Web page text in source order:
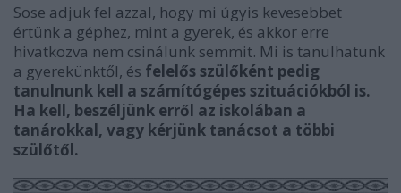
Sose adjuk fel azzal, hogy mi úgyis kevesebbet
értünk a géphez, mint a gyerek, és akkor erre
hivatkozva nem csinálunk semmit. Mi is tanulhatunk
a gyerekünktől, és felelős szülőként pedig
tanulnunk kell a számítógépes szituációkból is.
Ha kell, beszéljünk erről az iskolában a
tanárokkal, vagy kérjünk tanácsot a többi
szülőtől.